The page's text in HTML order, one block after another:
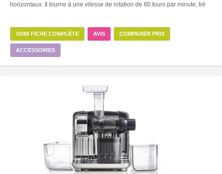
horizontaux. Il tourne à une vitesse de rotation de 80 tours par minute, trè
VOIR FICHE COMPLÈTE AVIS COMPARER PRIX
ACCESSOIRES